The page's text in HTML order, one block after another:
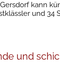
kann
und 34
und